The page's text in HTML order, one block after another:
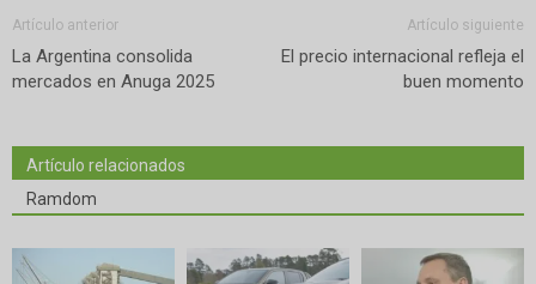
Artículo anterior
La Argentina consolida
mercados en Anuga 2025
Artículo siguiente
El precio internacional refleja el
buen momento
Artículo relacionados
Ramdom